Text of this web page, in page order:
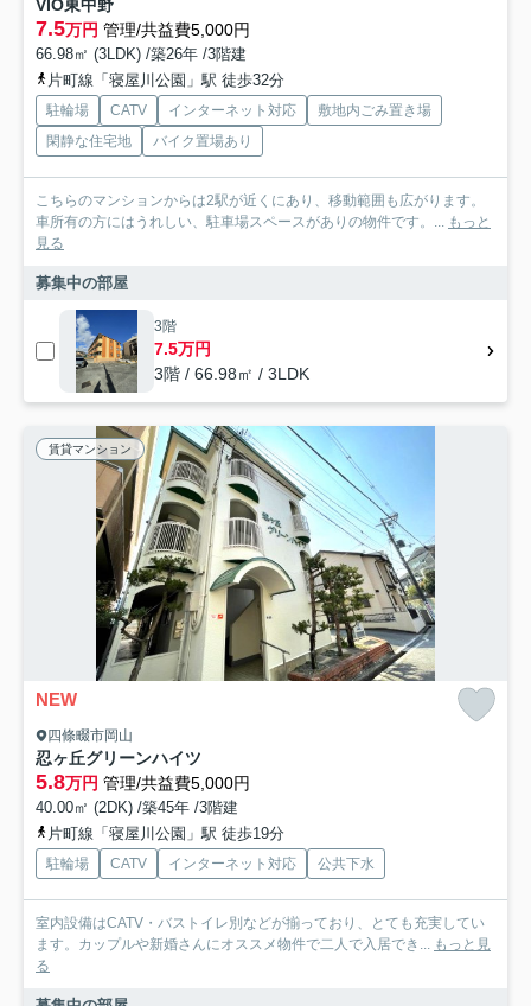
VIO東中野
7.5万円 管理/共益費5,000円
66.98㎡ (3LDK) /築26年 /3階建
片町線「寝屋川公園」駅 徒歩32分
駐輪場 CATV インターネット対応
敷地内ごみ置き場
閑静な住宅地
バイク置場あり
こちらのマンションからは2駅が近くにあり、移動範囲も広がります。
車所有の方にはうれしい、駐車場スペースがありの物件です。... もっと
見る
募集中の部屋
3階
7.5万円
3階 / 66.98㎡ / 3LDK
賃貸マンション
NEW
四條畷市岡山
忍ヶ丘グリーンハイツ
5.8万円 管理/共益費5,000円
40.00㎡ (2DK) /築45年 /3階建
片町線「寝屋川公園」駅 徒歩19分
駐輪場 CATV インターネット対応 公共下水
室内設備はCATV・バストイレ別などが揃っており、とても充実してい
ます。カップルや新婚さんにオススメ物件で二人で入居でき... もっと見
る